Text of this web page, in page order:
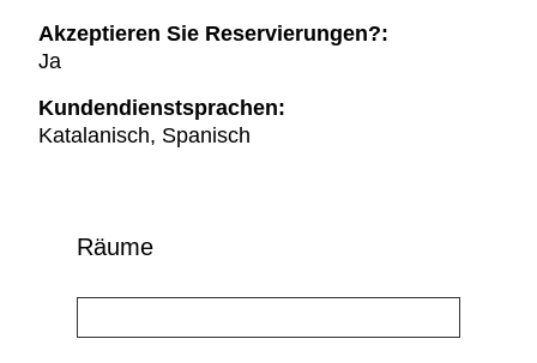
Akzeptieren Sie Reservierungen?:
Ja
Kundendienstsprachen:
Katalanisch, Spanisch
Räume